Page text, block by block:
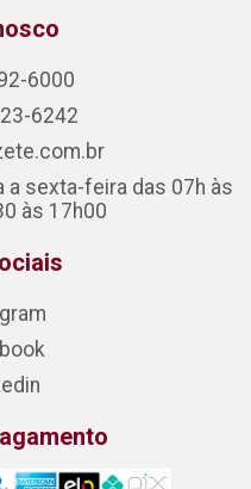
6000
6242
a sexta-feira das 07h às
às 17h00